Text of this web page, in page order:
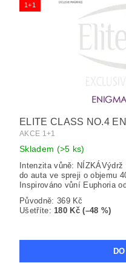
1+1
ELITE CLASS NO.4
AKCE 1+1
Skladem (>5 ks)
Intenzita vůně:
do auta ve spreji o objemu
Inspirováno vůní Euphoria
Původně: 369 Kč
Ušetříte: 180 Kč (–48 %)